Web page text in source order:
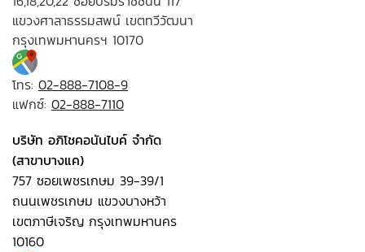
แขวงศาลาธรรมสพน์ เขตทวีวัฒนา
กรุงเทพมหานครฯ 10170
โทร: 02-888-7108-9
แฟกซ์: 02-888-7110
บริษัท อภิโชคอนันไบค์ จำกัด
(สาขาบางแค)
757 ซอยเพชรเกษม 39-39/1
ถนนเพชรเกษม แขวงบางหว้า
เขตภาษีเจริญ กรุงเทพมหานคร
10160